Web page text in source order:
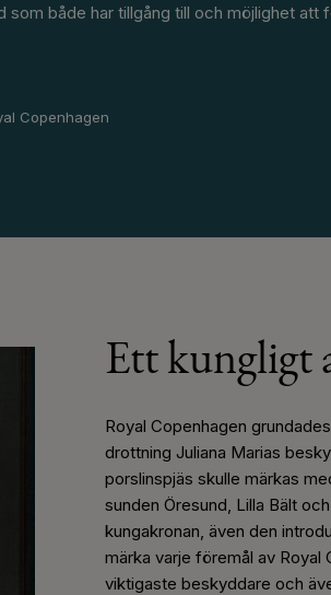
som både har tillgång till och möjlighet att
Copenhagen
Ett kungligt
Royal Copenhagen
drottning Juliana Marias
porslinspjäs skulle märkas
sunden Öresund, Lilla Bält
kungakronan, även den
märka varje föremål av Royal
viktigaste beskyddare och